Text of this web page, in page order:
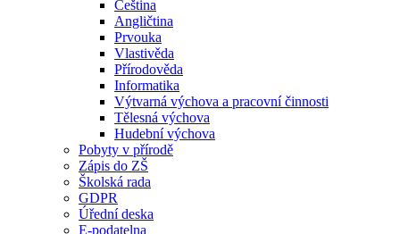
Čeština
Angličtina
Prvouka
Vlastivěda
Přírodověda
Informatika
Výtvarná výchova a pracovní činnosti
Tělesná výchova
Hudební výchova
Pobyty v přírodě
Zápis do ZŠ
Školská rada
GDPR
Úřední deska
E-podatelna